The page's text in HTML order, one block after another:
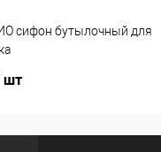
сифон бутылочный для
шт